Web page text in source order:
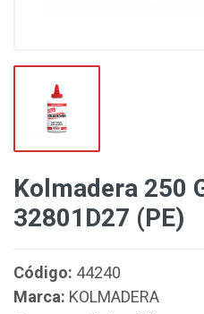
Kolmadera 250
32801D27 (PE)
Código: 44240
Marca: KOLMADERA